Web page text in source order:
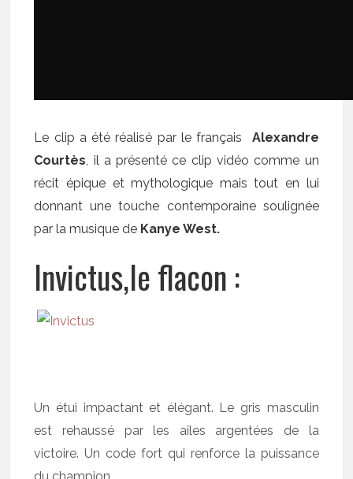
Le clip a été réalisé par le français Alexandre
Courtès, il a présenté ce clip vidéo comme un
récit épique et mythologique mais tout en lui
donnant une touche contemporaine soulignée
par la musique de Kanye West.
Invictus,le flacon :
Un étui impactant et élégant. Le gris masculin
est rehaussé par les ailes argentées de la
victoire. Un code fort qui renforce la puissance